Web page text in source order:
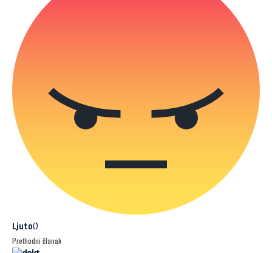
Ljuto0
Prethodni članak